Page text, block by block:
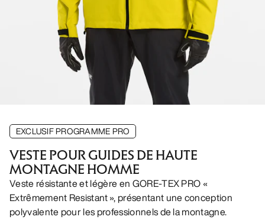
EXCLUSIF PROGRAMME PRO
VESTE POUR GUIDES DE HAUTE
MONTAGNE HOMME
Veste résistante et légère en GORE-TEX PRO «
Extrêmement Resistant », présentant une conception
polyvalente pour les professionnels de la montagne.